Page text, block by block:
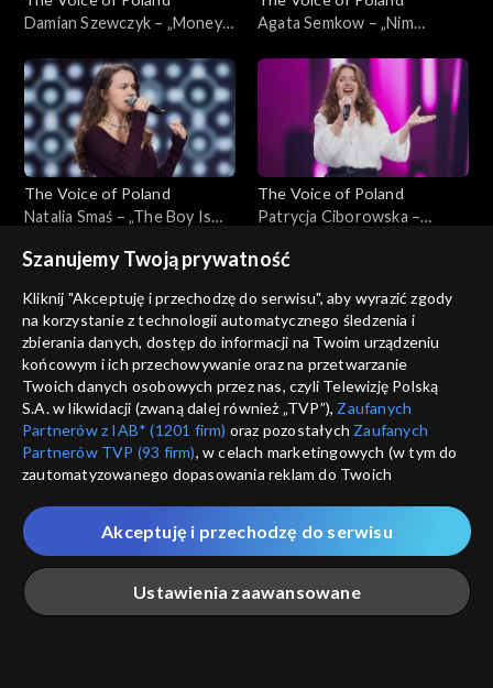
Damian Szewczyk – „Money
Poland”, Przesłuchania w
ciemno, 21 września 2024
Agata Semkow – „Nim
of Poland”, Przesłuchania w
ciemno, 21 września 2024
The Voice of Poland
Natalia Smaś – „The Boy Is
Przesłuchania w ciemno, 21
The Voice of Poland
Patrycja Ciborowska –
„The Voice of Poland”,
września 2024
The Voice of Poland
Izabela Płóciennik – „Za
późno”; „The Voice of
Poland”, Przesłuchania w
ciemno, 14 września 2024
The Voice of Poland
Sylwia Mavambu – „I'm Like a
Bird”; „The Voice of Poland”,
Przesłuchania w ciemno, 14
września 2024
The Voice of Poland
Ivan Klymenko – „Jesus to a
Natalia Pycek – „Złamane
Szanujemy Twoją prywatność
Kliknij "Akceptuję i przechodzę do serwisu", aby wyrazić zgody
na korzystanie z technologii automatycznego śledzenia i
zbierania danych, dostęp do informacji na Twoim urządzeniu
końcowym i ich przechowywanie oraz na przetwarzanie
Twoich danych osobowych przez nas, czyli Telewizję Polską
S.A. w likwidacji (zwaną dalej również „TVP”), Zaufanych
Partnerów z IAB* (1201 firm) oraz pozostałych Zaufanych
Partnerów TVP (93 firm), w celach marketingowych (w tym do
zautomatyzowanego dopasowania reklam do Twoich
które wskazujemy poniżej, a także zgody na udostępnianie
przez nas identyfikatora PPID do Google.
Twoje dane osobowe zbierane podczas odwiedzania przez
Ciebie naszych
poszczególnych serwisówzwanych dalej
„Portalem”, w tym informacje zapisywane za pomocą
Ustawienia zaawansowane
Akceptuję i przechodzę do serwisu